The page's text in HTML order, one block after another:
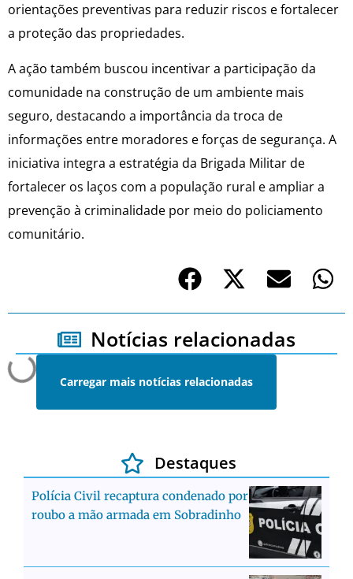
orientações preventivas para reduzir riscos e fortalecer
a proteção das propriedades.
A ação também buscou incentivar a participação da
comunidade na construção de um ambiente mais
seguro, destacando a importância da troca de
informações entre moradores e forças de segurança. A
iniciativa integra a estratégia da Brigada Militar de
fortalecer os laços com a população rural e ampliar a
prevenção à criminalidade por meio do policiamento
comunitário.
Notícias relacionadas
Carregar mais notícias relacionadas
Destaques
Polícia Civil recaptura condenado por
roubo a mão armada em Sobradinho